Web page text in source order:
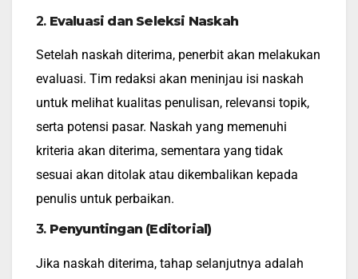
2. Evaluasi dan Seleksi Naskah
Setelah naskah diterima, penerbit akan melakukan
evaluasi. Tim redaksi akan meninjau isi naskah
untuk melihat kualitas penulisan, relevansi topik,
serta potensi pasar. Naskah yang memenuhi
kriteria akan diterima, sementara yang tidak
sesuai akan ditolak atau dikembalikan kepada
penulis untuk perbaikan.
3. Penyuntingan (Editorial)
Jika naskah diterima, tahap selanjutnya adalah